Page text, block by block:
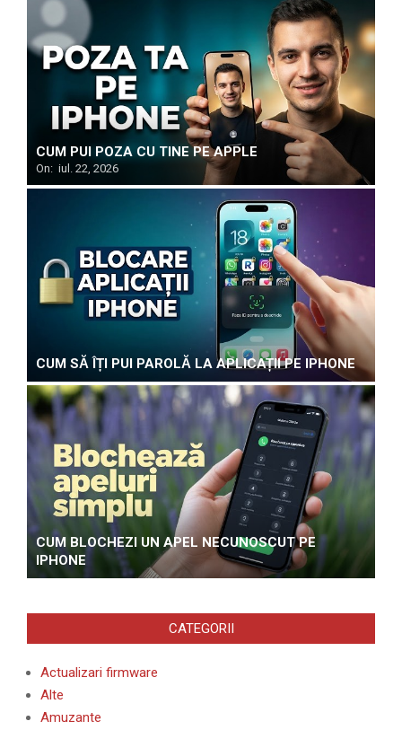
CUM PUI POZA CU TINE PE APPLE
On: iul. 22, 2026
CUM SĂ ÎȚI PUI PAROLĂ LA APLICAȚII PE IPHONE
CUM BLOCHEZI UN APEL NECUNOSCUT PE
IPHONE
CATEGORII
Actualizari firmware
Alte
Amuzante